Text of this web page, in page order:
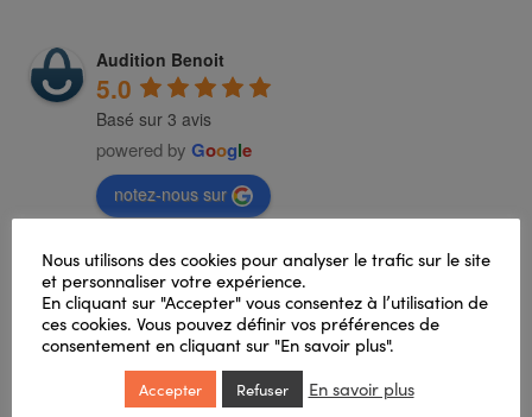
Audition Benoit
5.0
Basé sur 3 avis
powered by Google
notez-nous sur
6 years ago
Sympathique
Philippe Mallet
Bon service de l'audition
Nous utilisons des cookies pour analyser le trafic sur le site
et personnaliser votre expérience.
En cliquant sur "Accepter" vous consentez à l’utilisation de
ces cookies. Vous pouvez définir vos préférences de
consentement en cliquant sur "En savoir plus".
Accepter Refuser En savoir plus